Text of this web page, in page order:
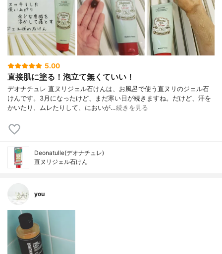
5.00
直接肌に塗る！泡立て無くていい！
デオナチュレ 直ヌリジェル石けんは、お風呂で使う直ヌリのジェル石
けんです。3月になったけど、まだ寒い日が続きますね。だけど、汗を
かいたり、ムレたりして、においが…続きを見る
Deonatulle(デオナチュレ)
直ヌリジェル石けん
you